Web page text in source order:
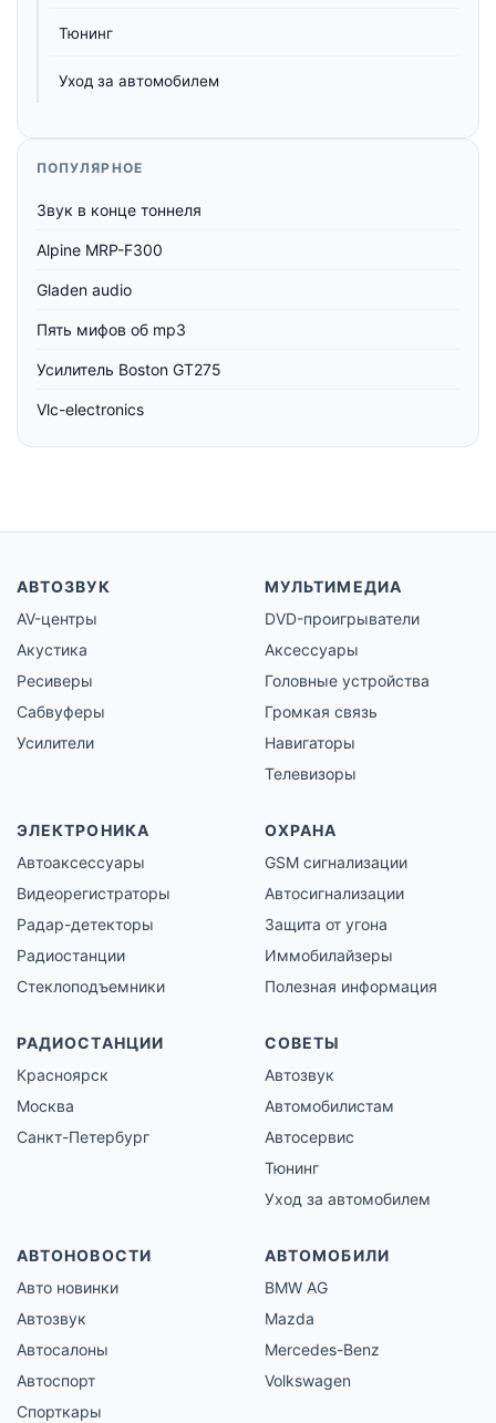
Тюнинг
Уход за автомобилем
ПОПУЛЯРНОЕ
Звук в конце тоннеля
Alpine MRP-F300
Gladen audio
Пять мифов об mp3
Усилитель Boston GT275
Vlc-electronics
АВТОЗВУК
AV-центры
Акустика
Ресиверы
Сабвуферы
Усилители
МУЛЬТИМЕДИА
DVD-проигрыватели
Аксессуары
Головные устройства
Громкая связь
Навигаторы
Телевизоры
ЭЛЕКТРОНИКА
Автоаксессуары
Видеорегистраторы
Радар-детекторы
Радиостанции
Стеклоподъемники
ОХРАНА
GSM сигнализации
Автосигнализации
Защита от угона
Иммобилайзеры
Полезная информация
РАДИОСТАНЦИИ
Красноярск
Москва
Санкт-Петербург
СОВЕТЫ
Автозвук
Автомобилистам
Автосервис
Тюнинг
Уход за автомобилем
АВТОНОВОСТИ
Авто новинки
Автозвук
Автосалоны
Автоспорт
Спорткары
АВТОМОБИЛИ
BMW AG
Mazda
Mercedes-Benz
Volkswagen